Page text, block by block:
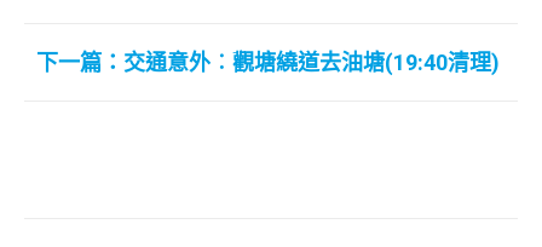
下一篇：交通意外︰觀塘繞道去油塘(19:40清理)